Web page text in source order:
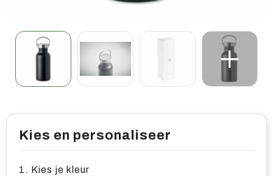
Kies en personaliseer
1. Kies je kleur